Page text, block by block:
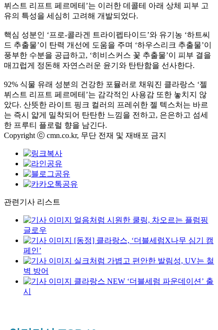
뷔스트 리프트 페르메테’는 이러한 데콜테 아래 상체 피부 고
유의 특성을 세심히 고려해 개발되었다.
핵심 성분인 ‘프로-콜라겐 트라이펩타이드’와 유기농 ‘하트씨
드 추출물’이 탄력 개선에 도움을 주며 ‘하우스리크 추출물’이
풍부한 수분을 공급하고, ‘히비스커스 꽃 추출물’이 피부 결을
매끄럽게 정돈해 자연스러운 윤기와 탄탄함을 선사한다.
92% 식물 유래 성분의 건강한 포뮬러로 채워진 클라랑스 ‘젤
뷔스트 리프트 페르메테’는 감각적인 사용감 또한 놓치지 않
았다. 산뜻한 라이트 핑크 컬러의 프레쉬한 젤 텍스처는 바르
는 즉시 얇게 밀착되어 탄탄한 느낌을 전하고, 은은하고 섬세
한 프루티 플로럴 향을 남긴다.
Copyright ⓒ cmn.co.kr, 무단 전재 및 재배포 금지
관련기사 리스트
얼음처럼 시원한 쿨링, 차오르는 플럼핑
글로우
[동정] 클라랑스, ‘더블세럼X나무 심기 캠
페인’
실크처럼 가볍고 편안한 발림성, UV는 철
벽 방어
클라랑스 NEW ‘더블세럼 파운데이션’ 출
시